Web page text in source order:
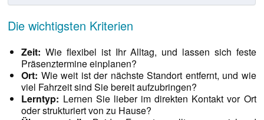
Die wichtigsten Kriterien
Zeit: Wie flexibel ist Ihr Alltag, und lassen sich feste
Präsenztermine einplanen?
Ort: Wie weit ist der nächste Standort entfernt, und wie
viel Fahrzeit sind Sie bereit aufzubringen?
Lerntyp: Lernen Sie lieber im direkten Kontakt vor Ort
oder strukturiert von zu Hause?